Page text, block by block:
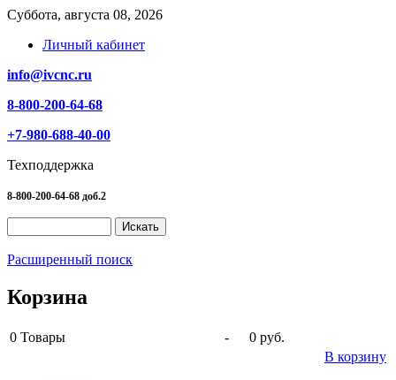
Суббота, августа 08, 2026
Личный кабинет
info@ivcnc.ru
8-800-200-64-68
+7-980-688-40-00
Техподдержка
8-800-200-64-68 доб.2
Расширенный поиск
Корзина
0 Товары -
0 руб.
В корзину